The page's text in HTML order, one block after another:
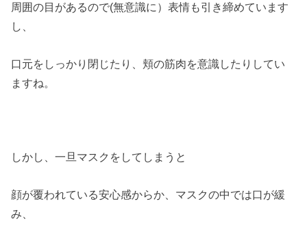
周囲の目があるので(無意識に）表情も引き締めています
し、
口元をしっかり閉じたり、頬の筋肉を意識したりしてい
ますね。
しかし、一旦マスクをしてしまうと
顔が覆われている安心感からか、マスクの中では口が緩
み、